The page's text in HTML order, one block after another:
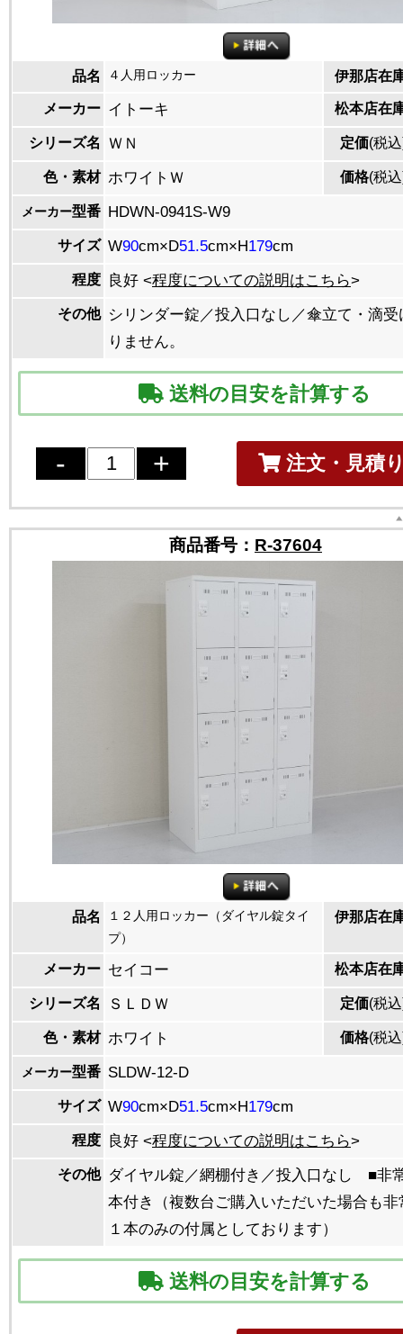
品名 ４人用ロッカー 伊那店在
メーカー イトーキ 松本店在
シリーズ名 ＷＮ 定価(税
色・素材 ホワイトＷ 価格(税
メーカー型番 HDWN-0941S-W9
サイズ W90cm×D51.5cm×H179cm
程度 良好 <程度についての説明はこちら>
その他 シリンダー錠／投入口なし／傘立て・滴
りません。
送料の目安を計算する
注文・見積
商品番号： R-37604
品名
１２人用ロッカー（ダイヤル錠タイ
プ）
伊那店在
メーカー セイコー 松本店在
シリーズ名 ＳＬＤＷ 定価(税
色・素材 ホワイト 価格(税
メーカー型番 SLDW-12-D
サイズ W90cm×D51.5cm×H179cm
程度 良好 <程度についての説明はこちら>
その他 ダイヤル錠／網棚付き／投入口なし ■非
本付き（複数台ご購入いただいた場合も
１本のみの付属としております）
送料の目安を計算する